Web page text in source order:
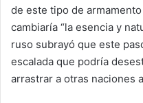
de este tipo de
cambiaría “la esencia y
ruso subrayó que este
escalada que podría
arrastrar a otras naciones